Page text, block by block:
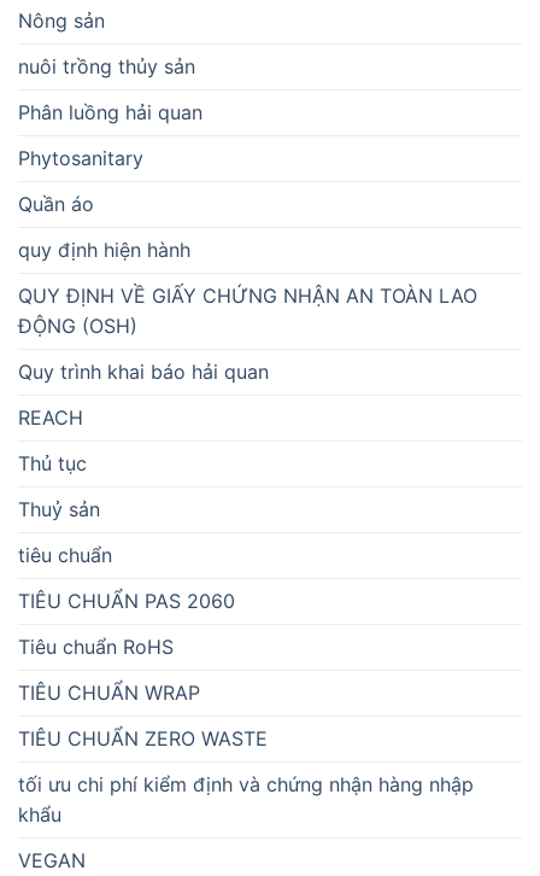
Nông sản
nuôi trồng thủy sản
Phân luồng hải quan
Phytosanitary
Quần áo
quy định hiện hành
QUY ĐỊNH VỀ GIẤY CHỨNG NHẬN AN TOÀN LAO
ĐỘNG (OSH)
Quy trình khai báo hải quan
REACH
Thủ tục
Thuỷ sản
tiêu chuẩn
TIÊU CHUẨN PAS 2060
Tiêu chuẩn RoHS
TIÊU CHUẨN WRAP
TIÊU CHUẨN ZERO WASTE
tối ưu chi phí kiểm định và chứng nhận hàng nhập
khẩu
VEGAN